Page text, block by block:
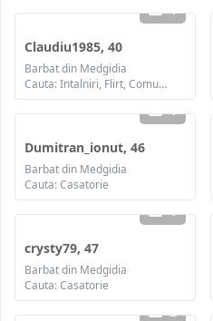
1
Claudiu1985, 40
Barbat din Medgidia
Cauta: Intalniri, Flirt, Comunicare / chat, Prietenie
1
Dumitran_ionut, 46
Barbat din Medgidia
Cauta: Casatorie
1
crysty79, 47
Barbat din Medgidia
Cauta: Casatorie
2